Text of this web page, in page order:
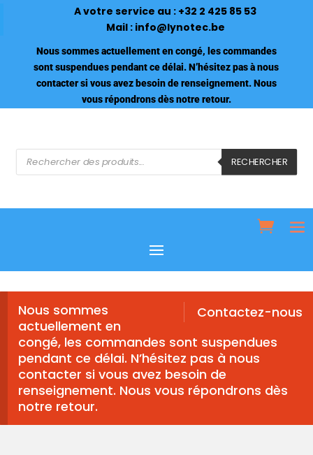
A votre service au : +32 2 425 85 53
Mail : info@lynotec.be
Nous sommes actuellement en congé, les commandes
sont suspendues pendant ce délai. N’hésitez pas à nous
contacter si vous avez besoin de renseignement. Nous
vous répondrons dès notre retour.
Recherche
de
produits
RECHERCHER
Contactez-nous
Nous sommes
actuellement en
congé, les commandes sont suspendues
pendant ce délai. N’hésitez pas à nous
contacter si vous avez besoin de
renseignement. Nous vous répondrons dès
notre retour.